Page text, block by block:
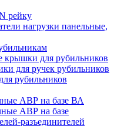
рейку
нагрузки панельные,
для рубильников
для ручек рубильников
рубильников
АВР на базе ВА
АВР на базе
разъединителей